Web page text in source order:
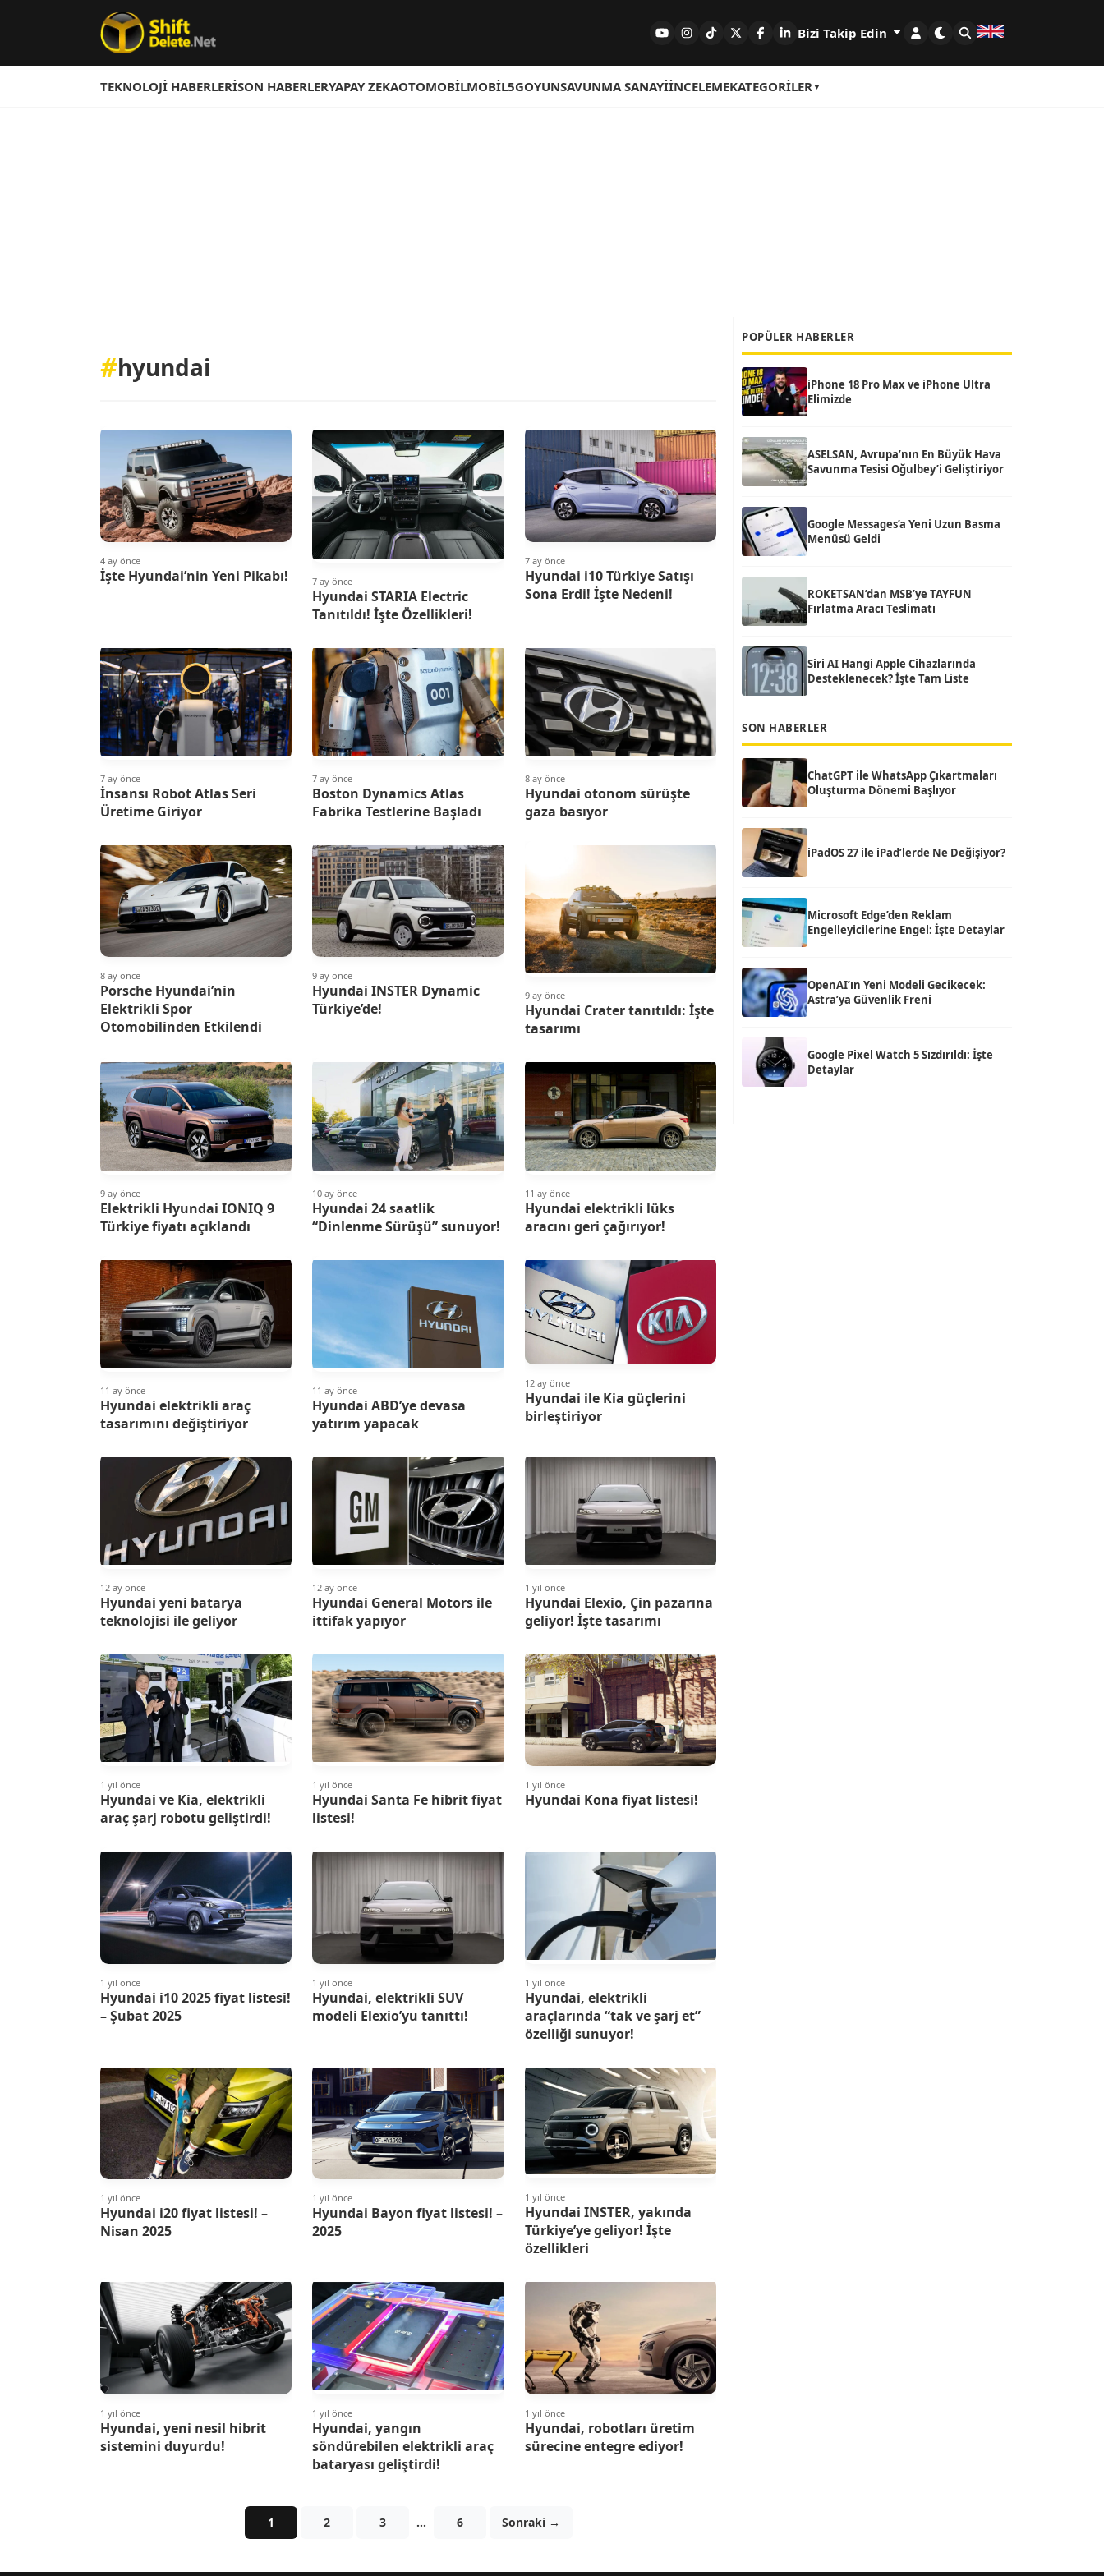
Bizi Takip Edin
TEKNOLOJI HABERLERISON HABERLERYAPAY ZEKAOTOMOBILMOBIL5GOYUNSAVUNMA SANAYIİNCELEMEKATEGORILER
#hyundai
4 ay önce
İşte Hyundai’nin Yeni Pikabı! 7 ay önce
Hyundai STARIA Electric
Tanıtıldı! İşte Özellikleri!
7 ay önce
Hyundai i10 Türkiye Satışı
Sona Erdi! İşte Nedeni!
7 ay önce
İnsansı Robot Atlas Seri
Üretime Giriyor
7 ay önce
Boston Dynamics Atlas
Fabrika Testlerine Başladı
8 ay önce
Hyundai otonom sürüşte
gaza basıyor
8 ay önce
Porsche Hyundai’nin
Elektrikli Spor
Otomobilinden Etkilendi
9 ay önce
Hyundai INSTER Dynamic
Türkiye’de!
9 ay önce
Hyundai Crater tanıtıldı: İşte
tasarımı
9 ay önce
Elektrikli Hyundai IONIQ 9
Türkiye fiyatı açıklandı
10 ay önce
Hyundai 24 saatlik
“Dinlenme Sürüşü” sunuyor!
11 ay önce
Hyundai elektrikli lüks
aracını geri çağırıyor!
11 ay önce
Hyundai elektrikli araç
tasarımını değiştiriyor
11 ay önce
Hyundai ABD’ye devasa
yatırım yapacak
12 ay önce
Hyundai ile Kia güçlerini
birleştiriyor
12 ay önce
Hyundai yeni batarya
teknolojisi ile geliyor
12 ay önce
Hyundai General Motors ile
ittifak yapıyor
1 yıl önce
Hyundai Elexio, Çin pazarına
geliyor! İşte tasarımı
1 yıl önce
Hyundai ve Kia, elektrikli
araç şarj robotu geliştirdi!
1 yıl önce
Hyundai Santa Fe hibrit fiyat
listesi!
1 yıl önce
Hyundai Kona fiyat listesi!
1 yıl önce
Hyundai i10 2025 fiyat listesi!
– Şubat 2025
1 yıl önce
Hyundai, elektrikli SUV
modeli Elexio’yu tanıttı!
1 yıl önce
Hyundai, elektrikli
araçlarında “tak ve şarj et”
özelliği sunuyor!
1 yıl önce
Hyundai i20 fiyat listesi! –
Nisan 2025
1 yıl önce
Hyundai Bayon fiyat listesi! –
2025
1 yıl önce
Hyundai INSTER, yakında
Türkiye’ye geliyor! İşte
özellikleri
1 yıl önce
Hyundai, yeni nesil hibrit
sistemini duyurdu!
1 yıl önce
Hyundai, yangın
söndürebilen elektrikli araç
bataryası geliştirdi!
1 yıl önce
Hyundai, robotları üretim
sürecine entegre ediyor!
1 2 3 … 6 Sonraki →
POPÜLER HABERLER
iPhone 18 Pro Max ve iPhone Ultra
Elimizde
ASELSAN, Avrupa’nın En Büyük Hava
Savunma Tesisi Oğulbey’i Geliştiriyor
Google Messages’a Yeni Uzun Basma
Menüsü Geldi
ROKETSAN’dan MSB’ye TAYFUN
Fırlatma Aracı Teslimatı
Siri AI Hangi Apple Cihazlarında
Desteklenecek? İşte Tam Liste
SON HABERLER
ChatGPT ile WhatsApp Çıkartmaları
Oluşturma Dönemi Başlıyor
iPadOS 27 ile iPad’lerde Ne Değişiyor?
Microsoft Edge’den Reklam
Engelleyicilerine Engel: İşte Detaylar
OpenAI’ın Yeni Modeli Gecikecek:
Astra’ya Güvenlik Freni
Google Pixel Watch 5 Sızdırıldı: İşte
Detaylar